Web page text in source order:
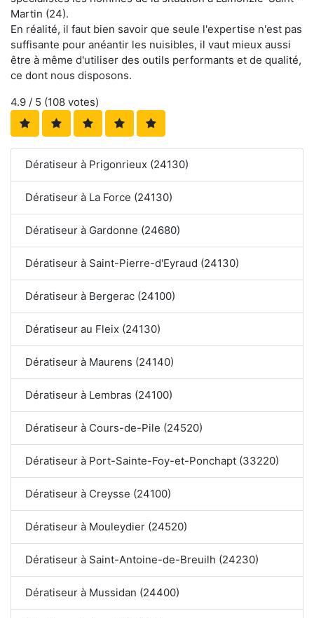
Martin (24).
En réalité, il faut bien savoir que seule l'expertise n'est pas
suffisante pour anéantir les nuisibles, il vaut mieux aussi
être à même d'utiliser des outils performants et de qualité,
ce dont nous disposons.
4.9 / 5 (108 votes)
Dératiseur à Prigonrieux (24130)
Dératiseur à La Force (24130)
Dératiseur à Gardonne (24680)
Dératiseur à Saint-Pierre-d'Eyraud (24130)
Dératiseur à Bergerac (24100)
Dératiseur au Fleix (24130)
Dératiseur à Maurens (24140)
Dératiseur à Lembras (24100)
Dératiseur à Cours-de-Pile (24520)
Dératiseur à Port-Sainte-Foy-et-Ponchapt (33220)
Dératiseur à Creysse (24100)
Dératiseur à Mouleydier (24520)
Dératiseur à Saint-Antoine-de-Breuilh (24230)
Dératiseur à Mussidan (24400)